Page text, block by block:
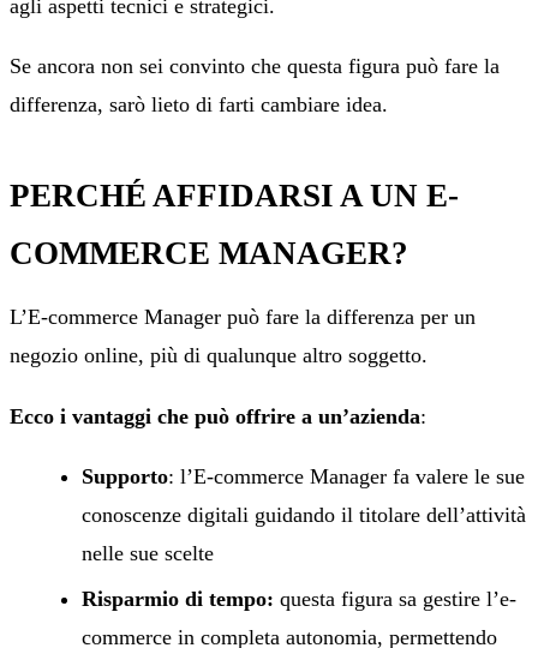
agli aspetti tecnici e strategici.
Se ancora non sei convinto che questa figura può fare la
differenza, sarò lieto di farti cambiare idea.
PERCHÉ AFFIDARSI A UN E-
COMMERCE MANAGER?
L’E-commerce Manager può fare la differenza per un
negozio online, più di qualunque altro soggetto.
Ecco i vantaggi che può offrire a un’azienda:
Supporto: l’E-commerce Manager fa valere le sue
conoscenze digitali guidando il titolare dell’attività
nelle sue scelte
Risparmio di tempo: questa figura sa gestire l’e-
commerce in completa autonomia, permettendo